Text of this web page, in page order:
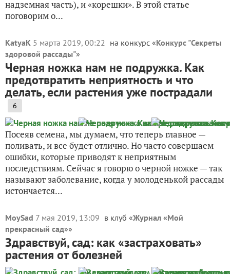
надземная часть), и «корешки». В этой статье
поговорим о...
KatyaK 5 марта 2019, 00:22 на конкурс «Конкурс "Секреты
здоровой рассады"»
Черная ножка нам не подружка. Как
предотвратить неприятность и что
делать, если растения уже пострадали
6
Посеяв семена, мы думаем, что теперь главное —
поливать, и все будет отлично. Но часто совершаем
ошибки, которые приводят к неприятным
последствиям. Сейчас я говорю о черной ножке — так
называют заболевание, когда у молоденькой рассады
истончается...
MoySad 7 мая 2019, 13:09 в клуб «Журнал «Мой
прекрасный сад»»
Здравствуй, сад: как «застраховать»
растения от болезней